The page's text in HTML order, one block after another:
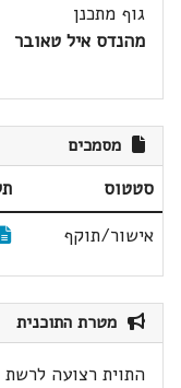
גוף מתכנן
מהנדס איל טאובר
מסמכים
סטטוס
אישור/תוקף
מטרת התוכנית
התוית רצועה לרשת